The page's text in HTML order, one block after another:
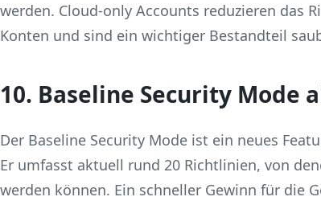
werden. Cloud‑only Accounts reduzieren das
Konten und sind ein wichtiger Bestandteil
10. Baseline Security Mode
Der Baseline Security Mode ist ein neues
Er umfasst aktuell rund 20 Richtlinien, von
werden können. Ein schneller Gewinn für die